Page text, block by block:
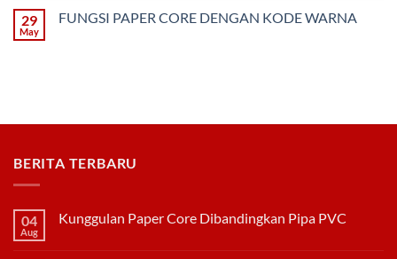
yang
on
29
May
FUNGSI PAPER CORE DENGAN KODE WARNA
WARNA
BERITA TERBARU
04
Aug
Kunggulan Paper Core Dibandingkan Pipa PVC